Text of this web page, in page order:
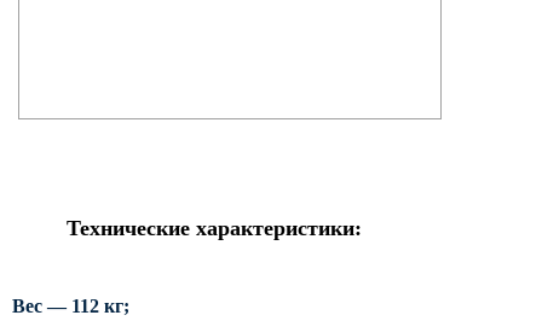
ОГС Опоры освещения граненые
СФ Опоры освещения силовые
Технические характеристики:
Вес — 112 кг;